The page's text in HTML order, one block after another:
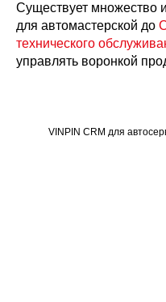
Существует множество
для автомастерской до
технического
управлять воронкой
VINPIN CRM для